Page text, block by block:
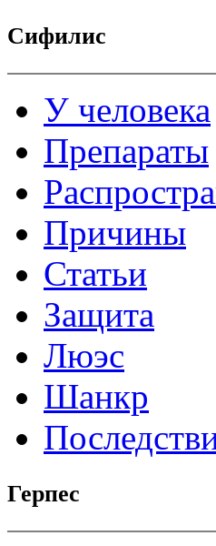
Сифилис
У человека
Препараты
Причины
Статьи
Защита
Люэс
Шанкр
Герпес